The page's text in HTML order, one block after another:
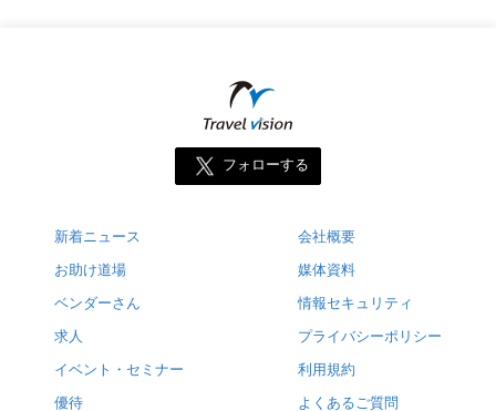
フォローする
新着ニュース
お助け道場
ベンダーさん
求人
イベント・セミナー
優待
会社概要
媒体資料
情報セキュリティ
プライバシーポリシー
利用規約
よくあるご質問